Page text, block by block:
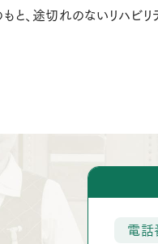
と、途切れのないリハビ
電話